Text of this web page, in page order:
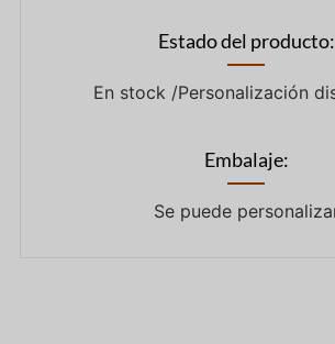
Estado del producto:
En stock /Personalización
Embalaje:
Se puede